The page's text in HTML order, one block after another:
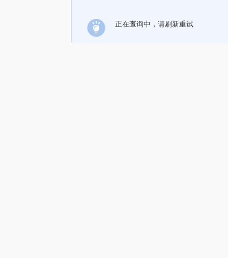
正在查询中，请刷新重试